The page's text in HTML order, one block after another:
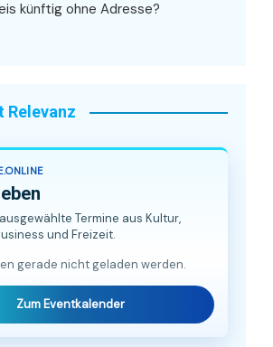
künftig ohne Adresse?
Relevanz
Termine aus Kultur,
und Freizeit.
gerade nicht geladen werden.
Zum Eventkalender